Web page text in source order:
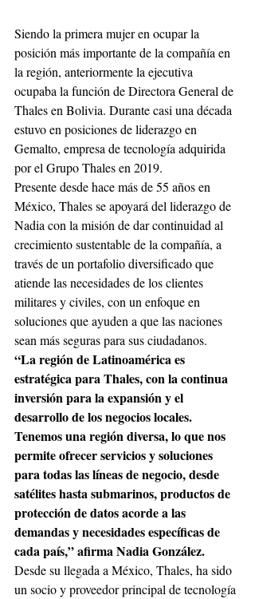
Siendo la primera mujer en ocupar la
posición más importante de la compañía en
la región, anteriormente la ejecutiva
ocupaba la función de Directora General de
Thales en Bolivia. Durante casi una década
estuvo en posiciones de liderazgo en
Gemalto, empresa de tecnología adquirida
por el Grupo Thales en 2019.
Presente desde hace más de 55 años en
México, Thales se apoyará del liderazgo de
Nadia con la misión de dar continuidad al
crecimiento sustentable de la compañía, a
través de un portafolio diversificado que
atiende las necesidades de los clientes
militares y civiles, con un enfoque en
soluciones que ayuden a que las naciones
sean más seguras para sus ciudadanos.
“La región de Latinoamérica es
estratégica para Thales, con la continua
inversión para la expansión y el
desarrollo de los negocios locales.
Tenemos una región diversa, lo que nos
permite ofrecer servicios y soluciones
para todas las líneas de negocio, desde
satélites hasta submarinos, productos de
protección de datos acorde a las
demandas y necesidades específicas de
cada país,” afirma Nadia González.
Desde su llegada a México, Thales, ha sido
un socio y proveedor principal de tecnología